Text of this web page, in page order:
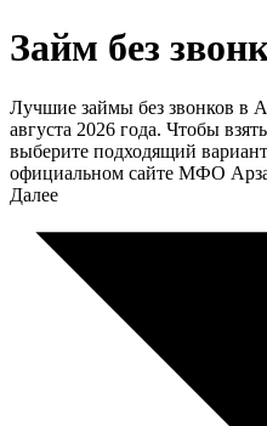
Займ без
Лучшие займы без звонков в
августа 2026 года. Чтобы
выберите подходящий
официальном сайте МФО
Далее